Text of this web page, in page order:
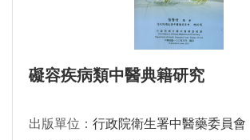
礙容疾病類中醫典籍研究
出版單位： 行政院衛生署中醫藥委員會